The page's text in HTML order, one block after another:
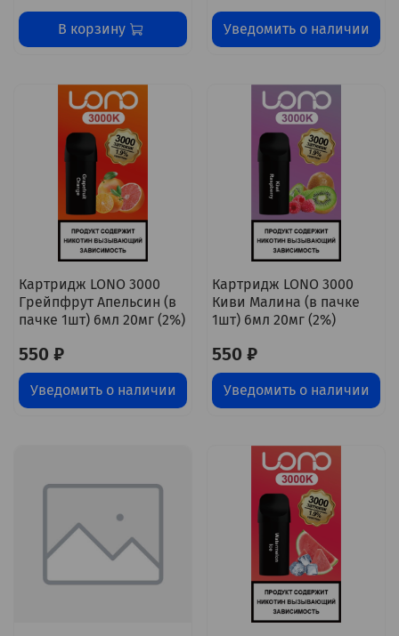
В корзину Уведомить о наличии
Картридж LONO 3000
Грейпфрут Апельсин (в
пачке 1шт) 6мл 20мг (2%)
550 ₽
Уведомить о наличии
Картридж LONO 3000
Киви Малина (в пачке
1шт) 6мл 20мг (2%)
550 ₽
Уведомить о наличии